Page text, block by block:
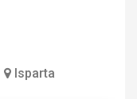
Isparta